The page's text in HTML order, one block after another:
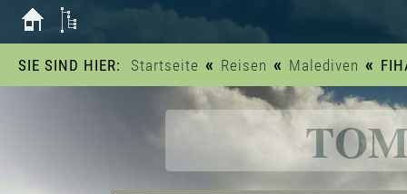
SIE SIND HIER: Startseite « Reisen « Malediven «